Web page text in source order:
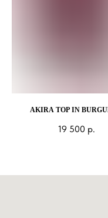
AKIRA TOP IN
19 500 р.